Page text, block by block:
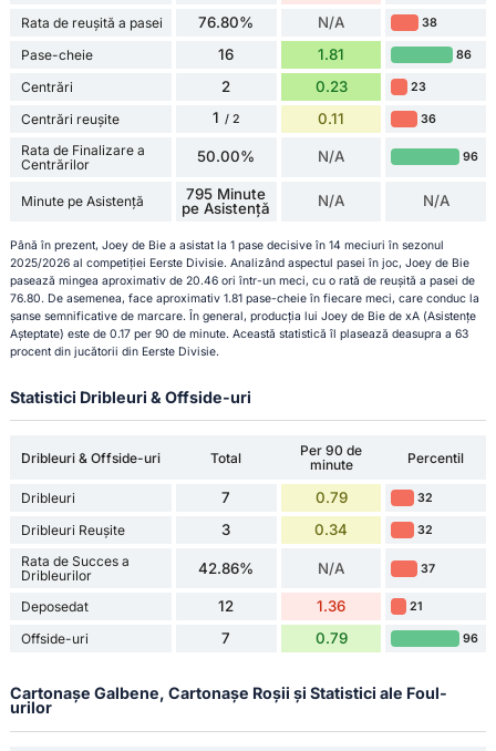
Rata de reușită a pasei 76.80% N/A 38
Pase-cheie 16 1.81 86
Centrări 2 0.23 23
Centrări reușite 1 / 2 0.11 36
Rata de Finalizare a
Centrărilor
50.00% N/A 96
Minute pe Asistență
795 Minute
pe Asistență
N/A N/A
Până în prezent, Joey de Bie a asistat la 1 pase decisive în 14 meciuri în sezonul
2025/2026 al competiției Eerste Divisie. Analizând aspectul pasei în joc, Joey de Bie
pasează mingea aproximativ de 20.46 ori într-un meci, cu o rată de reușită a pasei de
76.80. De asemenea, face aproximativ 1.81 pase-cheie în fiecare meci, care conduc la
șanse semnificative de marcare. În general, producția lui Joey de Bie de xA (Asistențe
Așteptate) este de 0.17 per 90 de minute. Această statistică îl plasează deasupra a 63
procent din jucătorii din Eerste Divisie.
Statistici Dribleuri & Offside-uri
Dribleuri & Offside-uri Total
Per 90 de
minute
Percentil
Dribleuri 7 0.79 32
Dribleuri Reușite 3 0.34 32
Rata de Succes a
Dribleurilor
42.86% N/A 37
Deposedat 12 1.36 21
Offside-uri 7 0.79 96
Cartonașe Galbene, Cartonașe Roșii și Statistici ale Foul-
urilor